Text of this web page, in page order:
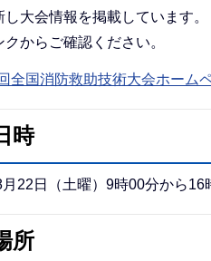
し大会情報を掲載しています。
からご確認ください。
全国消防救助技術大会ホーム
時
22日（土曜）9時00分から16
所